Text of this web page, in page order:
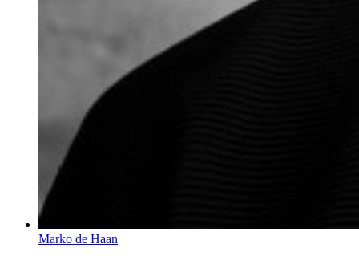
Marko de Haan